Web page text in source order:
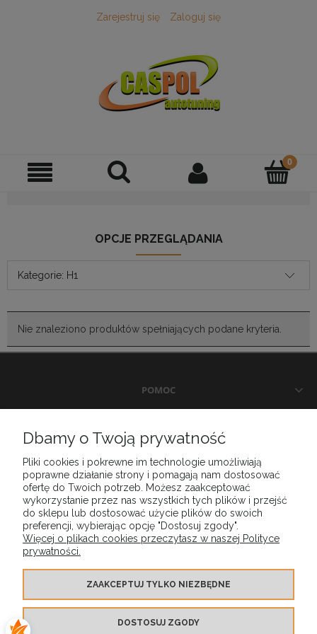
Zarejestruj się Zaloguj się
OPCJE PRZEGLĄDANIA
Kategorie: H1
Nie znaleziono produktów spełniających podane kryteria.
POMOC
DOSTAWA I PŁATNOŚCI
MOJE KONTO
GWARANCJA I ZWROTY
Dbamy o Twoją prywatność
Pliki cookies i pokrewne im technologie umożliwiają
poprawne działanie strony i pomagają nam dostosować
ofertę do Twoich potrzeb. Możesz zaakceptować
wykorzystanie przez nas wszystkich tych plików i przejść
do sklepu lub dostosować użycie plików do swoich
preferencji, wybierając opcję "Dostosuj zgody".
Więcej o plikach cookies przeczytasz w naszej Polityce
prywatności.
ZAAKCEPTUJ TYLKO NIEZBĘDNE
DOSTOSUJ ZGODY